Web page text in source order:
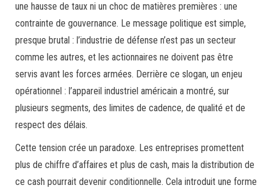
une hausse de taux ni un choc de matières premières : une
contrainte de gouvernance. Le message politique est simple,
presque brutal : l’industrie de défense n’est pas un secteur
comme les autres, et les actionnaires ne doivent pas être
servis avant les forces armées. Derrière ce slogan, un enjeu
opérationnel : l’appareil industriel américain a montré, sur
plusieurs segments, des limites de cadence, de qualité et de
respect des délais.
Cette tension crée un paradoxe. Les entreprises promettent
plus de chiffre d’affaires et plus de cash, mais la distribution de
ce cash pourrait devenir conditionnelle. Cela introduit une forme